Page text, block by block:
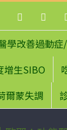
Facebook
學改善過動
增生SIBO
爾蒙失調